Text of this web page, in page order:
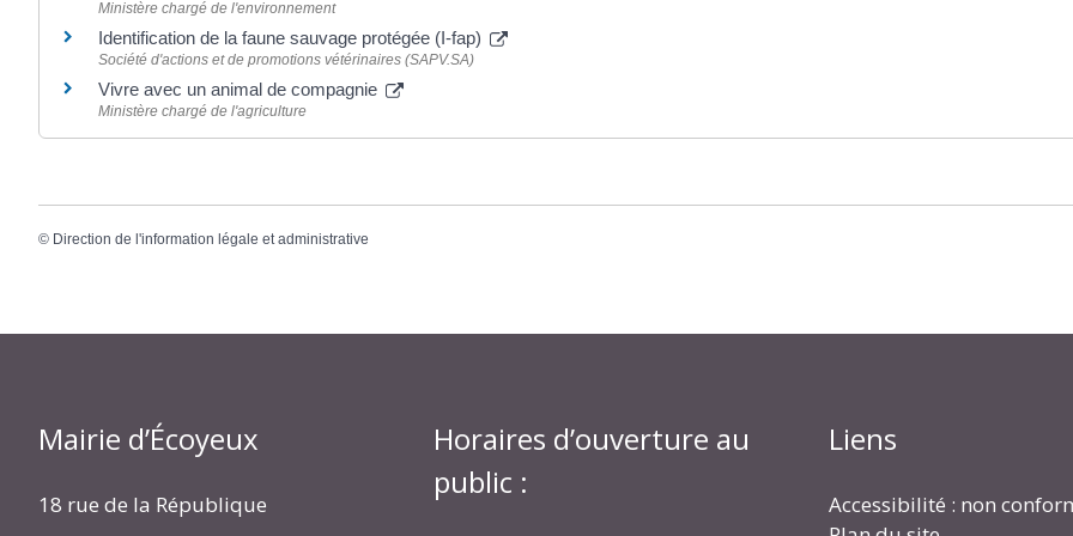
Ministère chargé de l'environnement
Identification de la faune sauvage protégée (I-fap)
Société d'actions et de promotions vétérinaires (SAPV.SA)
Vivre avec un animal de compagnie
Ministère chargé de l'agriculture
© Direction de l'information légale et administrative
Mairie d’Écoyeux
18 rue de la République
Horaires d’ouverture au
public :
Liens
Accessibilité : non